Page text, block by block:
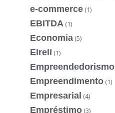
e-commerce (1)
EBITDA (1)
Economia (5)
Eireli (1)
Empreendedorismo
Empreendimento (1)
Empresarial (4)
Empréstimo (3)